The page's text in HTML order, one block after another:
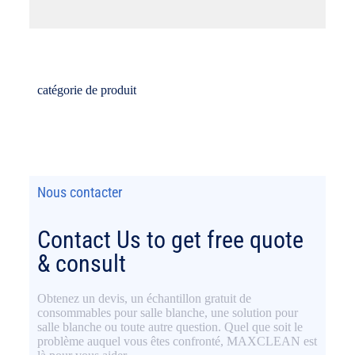
catégorie de produit
Nous contacter
Contact Us to get free quote
& consult
Obtenez un devis, un échantillon gratuit de
consommables pour salle blanche, une solution pour
salle blanche ou toute autre question. Quel que soit le
problème auquel vous êtes confronté, MAXCLEAN est